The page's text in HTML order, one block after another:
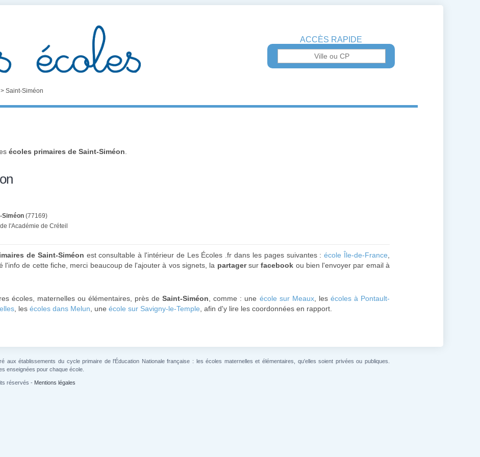
ACCÈS RAPIDE
> Saint-Siméon
écoles primaires de Saint-Siméon
Siméon (77169)
l'Académie de Créteil
de Saint-Siméon est consultable à l'intérieur de Les Écoles .fr dans les pages suivantes :école Île-de-France
l'info de cette fiche, merci beaucoup de l'ajouter à vos signets, la partagersurfacebook ou bien l'envoyer par email à
écoles, maternelles ou élémentaires, près deSaint-Siméon , comme : une école sur Meaux, les écoles à Pontault-
, les écoles dans Melun , une école sur Savigny-le-Temple , afin d'y lire les coordonnées en rapport.
aux établissements du cycle primaire de l'Éducation Nationale française : les écoles maternelles et élémentaires, qu'elles soient privées ou publiques.
enseignées pour chaque école.
réservés - Mentions légales